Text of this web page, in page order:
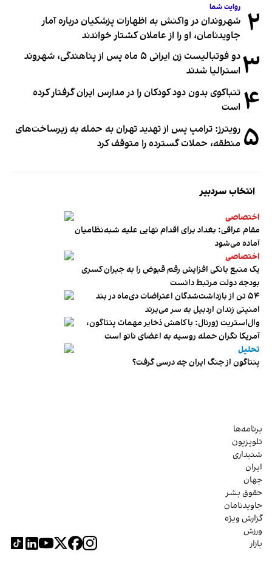
۲ روایت شما
شهروندان در واکنش به اظهارات پزشکیان درباره آمار
جاویدنامان، او را از عاملان کشتار خواندند
۳
دو فوتبالیست زن ایرانی ۵ ماه پس از پناهندگی، شهروند
استرالیا شدند
۴ تنباکوی بدون دود کودکان را در مدارس ایران گرفتار کرده
است
۵ رویترز: ترامپ پس از تهدید تهران به حمله به زیرساخت‌های
منطقه، حملات گسترده را متوقف کرد
انتخاب سردبیر
اختصاصی
مقام عراقی: بغداد برای اقدام نهایی علیه شبه‌نظامیان
آماده می‌شود
اختصاصی
یک منبع بانکی افزایش رقم قبوض را به جبران کسری
بودجه دولت مرتبط دانست
۵۴ تن از بازداشت‌شدگان اعتراضات دی‌ماه در بند
امنیتی زندان اردبیل به سر می‌برند
وال‌استریت ژورنال: با کاهش ذخایر مهمات پنتاگون،
آمریکا نگران حمله روسیه به اعضای ناتو‌ است
تحلیل
پنتاگون از جنگ ایران چه درسی گرفت؟
برنامه‌ها
تلویزیون
شنیداری
ایران
جهان
حقوق بشر
جاویدنامان
گزارش ویژه
ورزش
بازار